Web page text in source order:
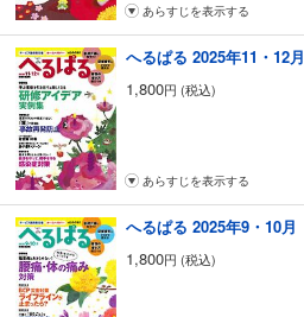
あらすじを表示する
へるぱる 2025年11・12月
1,800円 (税込)
あらすじを表示する
へるぱる 2025年9・10月
1,800円 (税込)